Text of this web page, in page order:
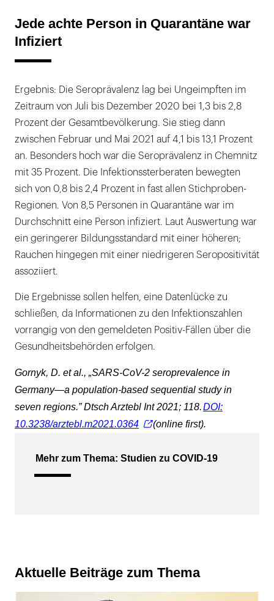
Jede achte Person in Quarantäne war
Infiziert
Ergebnis: Die Seroprävalenz lag bei Ungeimpften im
Zeitraum von Juli bis Dezember 2020 bei 1,3 bis 2,8
Prozent der Gesamtbevölkerung. Sie stieg dann
zwischen Februar und Mai 2021 auf 4,1 bis 13,1 Prozent
an. Besonders hoch war die Seroprävalenz in Chemnitz
mit 35 Prozent. Die Infektionssterberaten bewegten
sich von 0,8 bis 2,4 Prozent in fast allen Stichproben-
Regionen. Von 8,5 Personen in Quarantäne war im
Durchschnitt eine Person infiziert. Laut Auswertung war
ein geringerer Bildungsstandard mit einer höheren;
Rauchen hingegen mit einer niedrigeren Seropositivität
assoziiert.
Die Ergebnisse sollen helfen, eine Datenlücke zu
schließen, da Informationen zu den Infektionszahlen
vorrangig von den gemeldeten Positiv-Fällen über die
Gesundheitsbehörden erfolgen.
Gornyk, D. et al., „SARS-CoV-2 seroprevalence in
Germany—a population-based sequential study in
seven regions.” Dtsch Arztebl Int 2021; 118.DOI:
10.3238/arztebl.m2021.0364
(online first).
Mehr zum Thema: Studien zu COVID-19
Aktuelle Beiträge zum Thema